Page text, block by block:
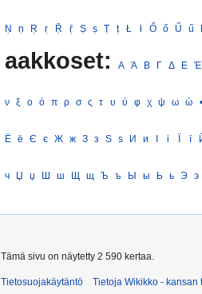
Ṇ ṇ Ṛ ṛ Ṝ ṝ Ṣ ṣ Ṭ ṭ Ł ł Ő ő Ű ű
aakkoset: Α Ά Β Γ Δ Ε Έ
ν ξ ο ό π ρ σ ς τ υ ύ φ χ ψ ω ώ •
Ё ё Є є Ж ж З з Ѕ ѕ И и І і Ї ї
ч Џ џ Ш ш Щ щ Ъ ъ Ы ы Ь ь Э э
Tämä sivu on näytetty 2 590 kertaa.
Tietosuojakäytäntö Tietoja Wikikko - kansan